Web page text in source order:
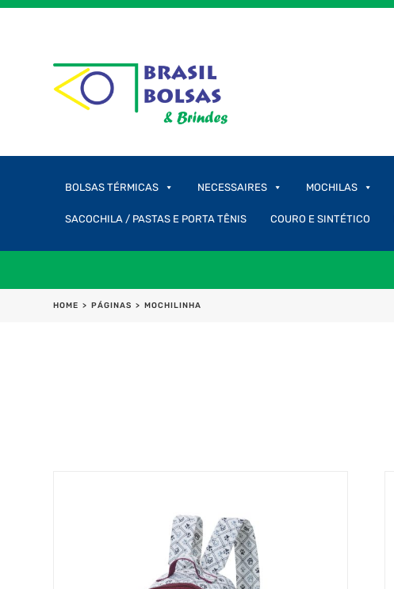
BOLSAS TÉRMICAS NECESSAIRES MOCHILAS
SACOCHILA / PASTAS E PORTA TÊNIS COURO E SINTÉTICO
HOME > PÁGINAS > MOCHILINHA